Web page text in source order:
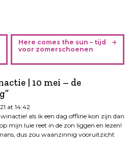
Here comes the sun – tijd
voor zomerschoenen
| 10 mei – de
”
at 14:42
als ik een dag offline kon zijn dan
mijn luie reet in de zon liggen en lezen!
dus zou waanzinnig vooruitzicht